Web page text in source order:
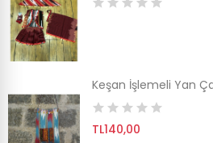
Keşan İşlemeli Yan
TL140,00